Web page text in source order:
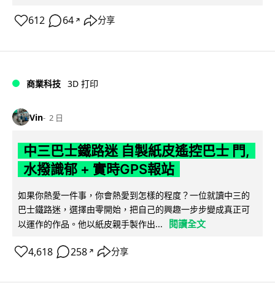
612 64 ↗ 分享
商業科技 3D 打印
Vin 2 日
中三巴士鐵路迷 自製紙皮遙控巴士 門,
水撥識郁 + 實時GPS報站
如果你熱愛一件事，你會熱愛到怎樣的程度？一位就讀中三的
巴士鐵路迷，選擇由零開始，把自己的興趣一步步變成真正可
以運作的作品。他以紙皮親手製作出...
閱讀全文
4,618 258 ↗ 分享